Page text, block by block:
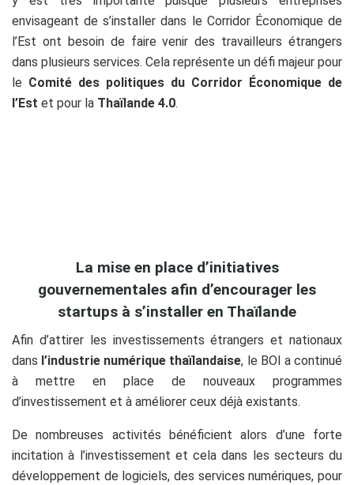
envisageant de s’installer dans le Corridor Économique de
l’Est ont besoin de faire venir des travailleurs étrangers
dans plusieurs services. Cela représente un défi majeur pour
le Comité des politiques du Corridor Économique de
l’Est et pour la Thaïlande 4.0.
La mise en place d’initiatives
gouvernementales afin d’encourager les
startups à s’installer en Thaïlande
Afin d’attirer les investissements étrangers et nationaux
dans l’industrie numérique thaïlandaise, le BOI a continué
à mettre en place de nouveaux programmes
d’investissement et à améliorer ceux déjà existants.
De nombreuses activités bénéficient alors d’une forte
incitation à l’investissement et cela dans les secteurs du
développement de logiciels, des services numériques, pour